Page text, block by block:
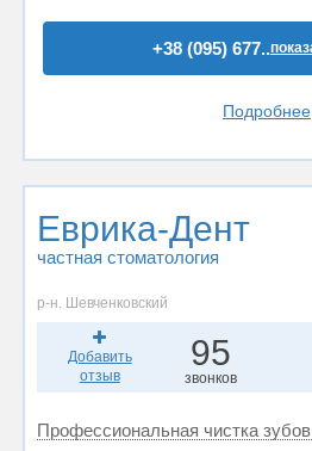
+38 (095) 677..
Подробнее
Еврика-Дент
частная стоматология
р-н. Шевченковский
Добавить
отзыв
95
звонков
Профессиональная чистка зубов